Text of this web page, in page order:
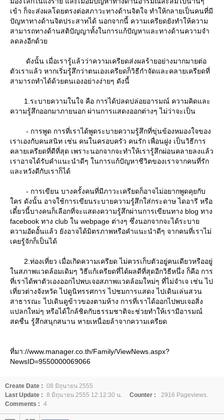
เข้า ก็จะส่งผลโดยตรงต่อสภาวะทางด้านจิตใจ ทำให้กลายเป็นคนที่มี
ปัญหาทางด้านจิตประสาทได้ นอกจากนี้ ความเครียดยังทำให้ความ
สามารถทางด้านสติปัญญาทั้งในการแก้ปัญหาและทางด้านความจำ
ลดลงอีกด้ว
ดังนั้น เมื่อเรารู้แล้วว่าความเครียดส่งผลร้ายอย่างมากมายต่อ
ตัวเราแล้ว หากเริ่มรู้สึกว่าตนเองเครียดก็วิธีกำจัดและคลายเครียดที่
สามารถทำได้ด้วยตนเองอย่างง่ายๆ ดังนี้
1.ระบายความในใจ คือ การได้ปลดปล่อยอารมณ์ ความคิดและ
ความรู้สึกออกมาภายนอก ผ่านการแสดงออกต่างๆ ไม่ว่าจะเป็น
- การพูด การที่เราได้พูดระบายความรู้สึกที่ขุ่นข้องหมองใจของ
เราเองกับคนสนิท เช่น คนในครอบครัว คนรัก เพื่อนฝูง เป็นวิธีการ
คลายเครียดที่ดีที่สุด เพราะนอกจากจะทำให้เรารู้สึกผ่อนคลายลงแล้ว
เราอาจได้รับคำแนะนำดีๆ ในการแก้ปัญหาชีวิตของเราจากคนที่รัก
ละหวังดีกับเราก็ได้
- การเขียน บางครั้งคนที่มีภาวะเครียดก็อาจไม่อยากพูดคุยกับ
คร ดังนั้น อาจใช้การเขียนระบายความรู้สึกใส่กระดาษ ไดอารี หรือ
เดี๋ยวนี้บางคนก็เลือกที่จะแสดงความรู้สึกผ่านการเขียนทาง blog ทาง
facebook ทาง club ใน webpage ต่างๆ ซึ่งนอกจากจะได้ระบา
ความอัดอั้นแล้ว ยังอาจได้มิตรภาพหรือคำแนะนำดีๆ จากคนที่เราไม่
เคยรู้จักก็เป็นได้
2.ท่องเที่ยว เมื่อเกิดความเครียด ไม่ควรเก็บตัวอยู่คนเดียวหรืออยู่
นสภาพแวดล้อมเดิมๆ วิธีแก้เครียดที่ได้ผลดีที่สุดอีกวิธีหนึ่ง ก็คือ การ
ที่เราได้พาตัวเองออกไปพบเจอสภาพแวดล้อมใหม่ๆ ที่ไม่จำเจ เช่น ไป
เที่ยวต่างจังหวัด ไปดูนิทรรศการ ไปชมการแสดง ไปเดินเล่นสวน
สาธารณะ ไปเดินดูข้าวของตามห้าง การที่เราได้ออกไปพบเจอสิ่ง
ปลกใหม่ๆ หรือได้ใกล้ชิดกับธรรมชาติจะช่วยทำให้เรามีอารมณ์
สดชื่น รู้สึกสนุกสนาน หายเหนื่อยล้าจากความเครียด
ที่มา://www.manager.co.th/Family/ViewNews.aspx?
NewsID=9550000069066
Create Date : 08 มิถุนายน 2555
Last Update : 8 มิถุนายน 2555 12:12:30 น. Counter :
2916 Pageviews.
Comments : 4